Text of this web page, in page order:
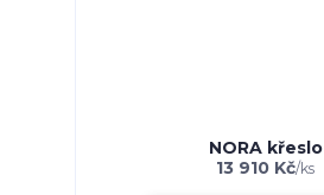
NORA křeslo
13 910 Kč/ks